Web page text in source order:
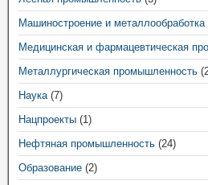
Машиностроение и металлообработка
Медицинская и фармацевтическая
Металлургическая промышленность
Наука(7)
Нацпроекты (1)
Нефтяная промышленность (24)
Образование (2)